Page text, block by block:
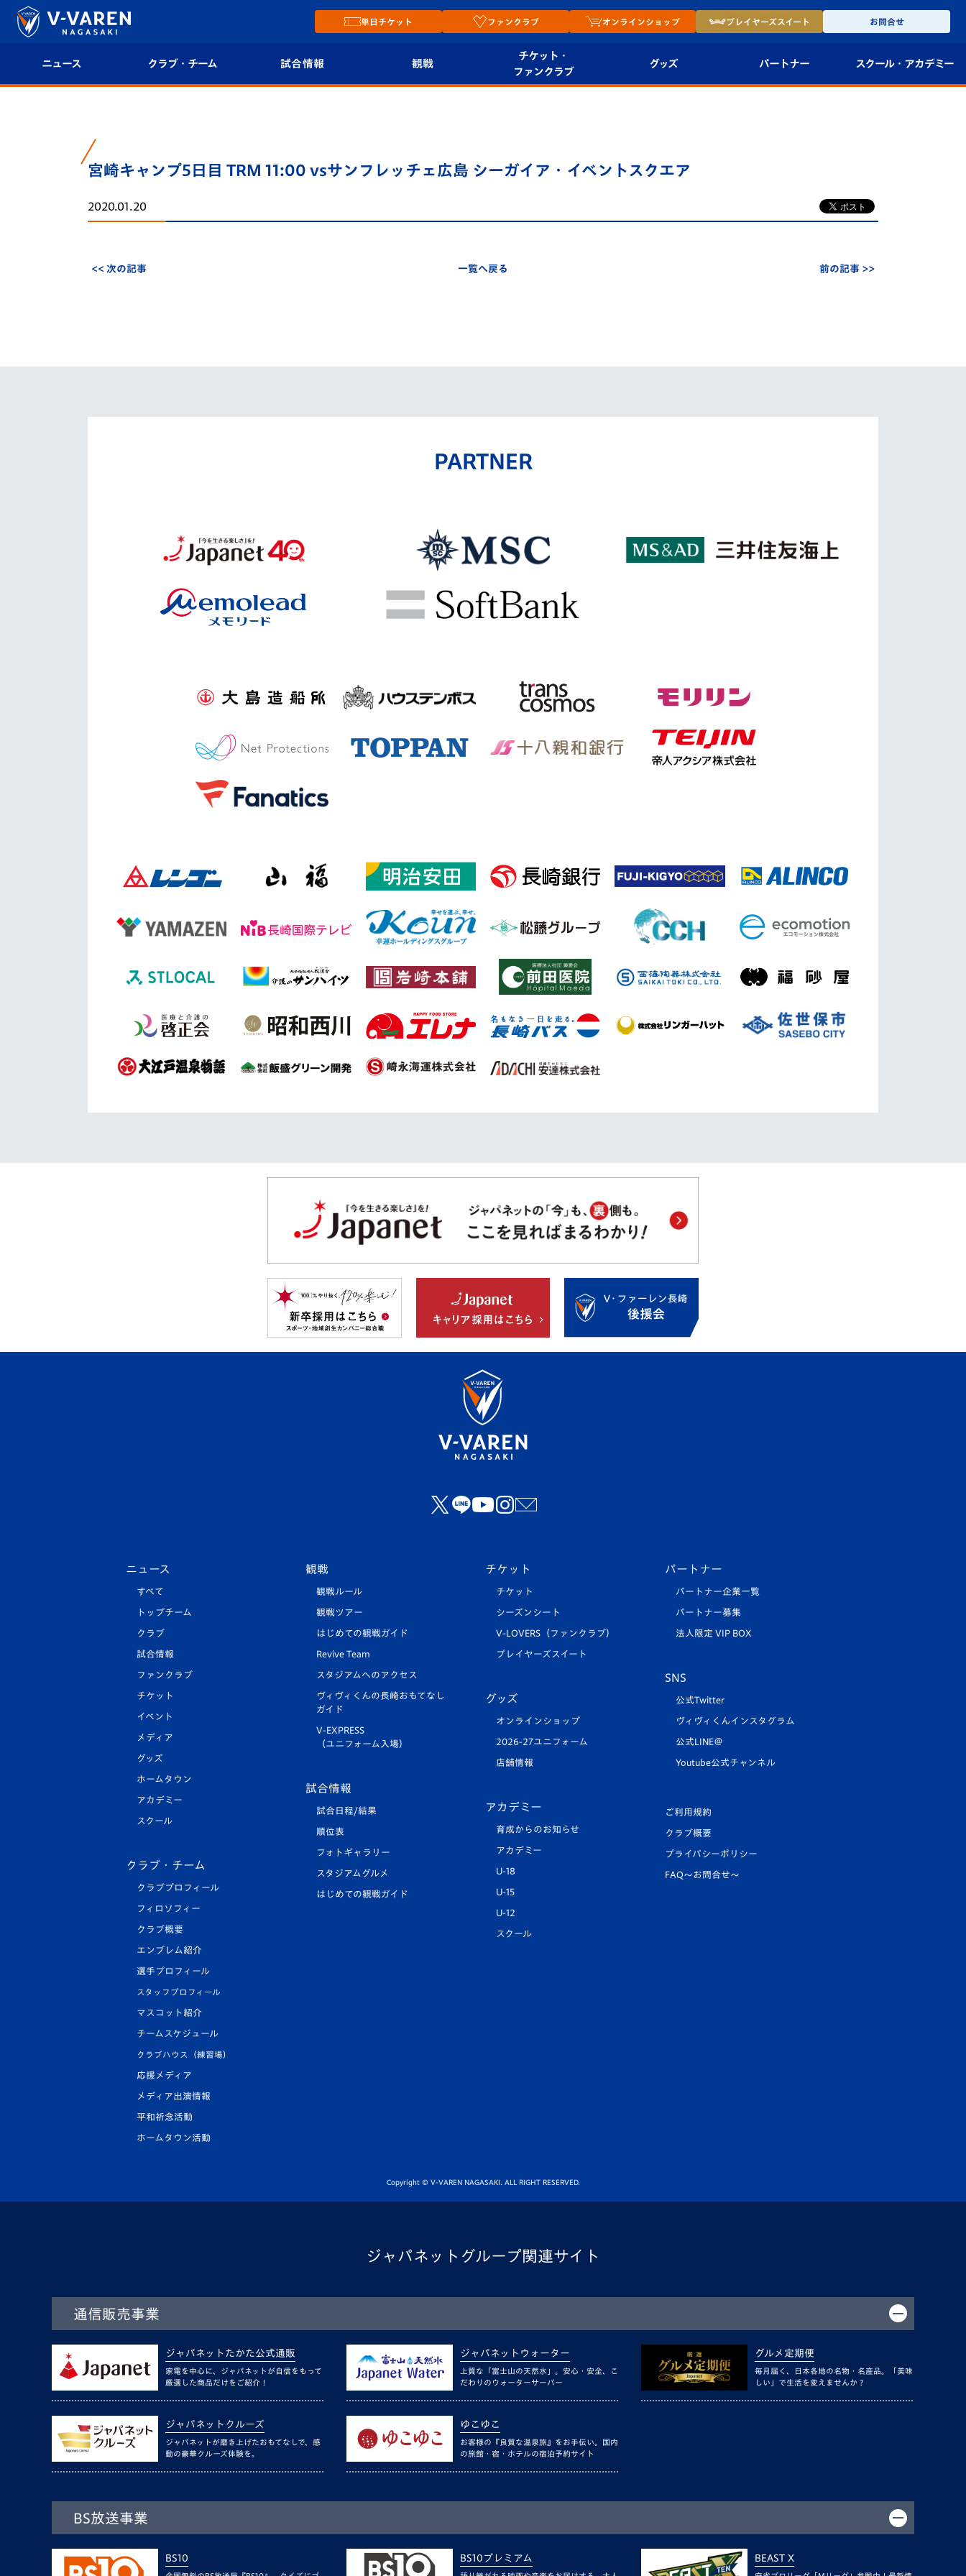
単日チケット ファンクラブ オンラインショップ プレイヤーズスイート お問合せ
ニュース クラブ・チーム
クラブ概要
エンブレム紹介
試合情報
順位表
観戦
チケット・
ファンクラブ
プレイヤーズスイート
グッズ パートナー スクール・ アカデミー
U-12
宮崎キャンプ5日目 TRM 11:00 vsサンフレッチェ広島 シーガイア・イベントスクエア
2020.01.20
<< 次の記事 一覧へ戻る 前の記事 >>
PARTNER
ニュース
すべて
トップチーム
クラブ
試合情報
ファンクラブ
チケット
イベント
メディア
グッズ
ホームタウン
アカデミー
スクール
クラブ・チーム
クラブプロフィール
フィロソフィー
クラブ概要
エンブレム紹介
選手プロフィール
スタッフプロフィール
マスコット紹介
チームスケジュール
クラブハウス（練習場）
応援メディア
メディア出演情報
平和祈念活動
ホームタウン活動
観戦
観戦ルール
観戦ツアー
はじめての観戦ガイド
Revive Team
スタジアムへのアクセス
ヴィヴィくんの長崎おもてなし
ガイド
V-EXPRESS
（ユニフォーム入場）
試合情報
試合日程/結果
順位表
フォトギャラリー
スタジアムグルメ
はじめての観戦ガイド
チケット
チケット
シーズンシート
V-LOVERS（ファンクラブ）
プレイヤーズスイート
グッズ
オンラインショップ
2026-27ユニフォーム
店舗情報
アカデミー
育成からのお知らせ
アカデミー
U-18
U-15
U-12
スクール
パートナー
パートナー企業一覧
パートナー募集
法人限定 VIP BOX
SNS
公式Twitter
ヴィヴィくんインスタグラム
公式LINE＠
Youtube公式チャンネル
ご利用規約
クラブ概要
プライバシーポリシー
FAQ〜お問合せ〜
Copyright © V-VAREN NAGASAKI. ALL RIGHT RESERVED.
ジャパネットグループ関連サイト
通信販売事業
ジャパネットたかた公式通販
家電を中心に、ジャパネットが自信をもって
厳選した商品だけをご紹介！
ジャパネットウォーター
上質な「富士山の天然水」。安心・安全、こ
だわりのウォーターサーバー
グルメ定期便
毎月届く、日本各地の名物・名産品。「美味
しい」で生活を変えませんか？
ジャパネットクルーズ
ジャパネットが磨き上げたおもてなしで、感
動の豪華クルーズ体験を。
ゆこゆこ
お客様の『良質な温泉旅』をお手伝い。国内
の旅館・宿・ホテルの宿泊予約サイト
BS放送事業
BS10 BS10プレミアム BEAST X